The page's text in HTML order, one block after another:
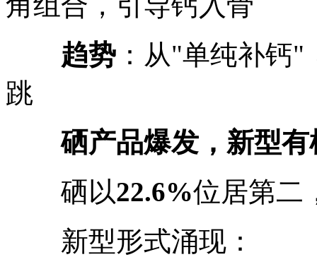
趋势 ：从"单纯补
跳
硒产品爆发，新型
硒以22.6%位居第二
新型形式涌现：